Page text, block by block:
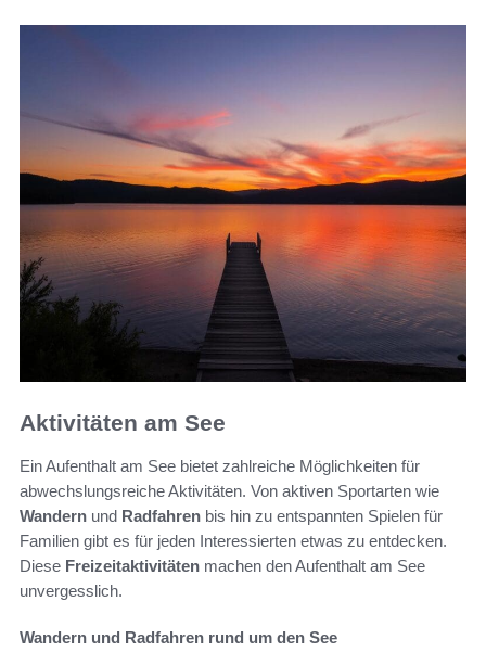
Aktivitäten am See
Ein Aufenthalt am See bietet zahlreiche Möglichkeiten für
abwechslungsreiche Aktivitäten. Von aktiven Sportarten wie
Wandern und Radfahren bis hin zu entspannten Spielen für
Familien gibt es für jeden Interessierten etwas zu entdecken.
Diese Freizeitaktivitäten machen den Aufenthalt am See
unvergesslich.
Wandern und Radfahren rund um den See